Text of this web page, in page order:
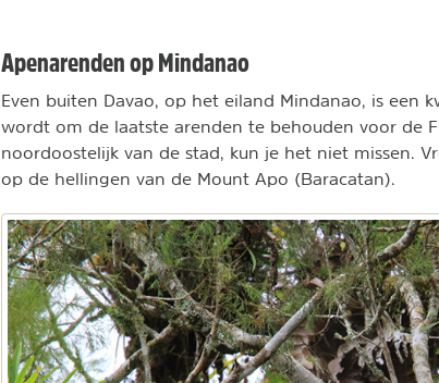
Apenarenden op Mindanao
Even buiten Davao, op het eiland Mindanao, is een
wordt om de laatste arenden te behouden voor de
noordoostelijk van de stad, kun je het niet missen.
op de hellingen van de Mount Apo (Baracatan).